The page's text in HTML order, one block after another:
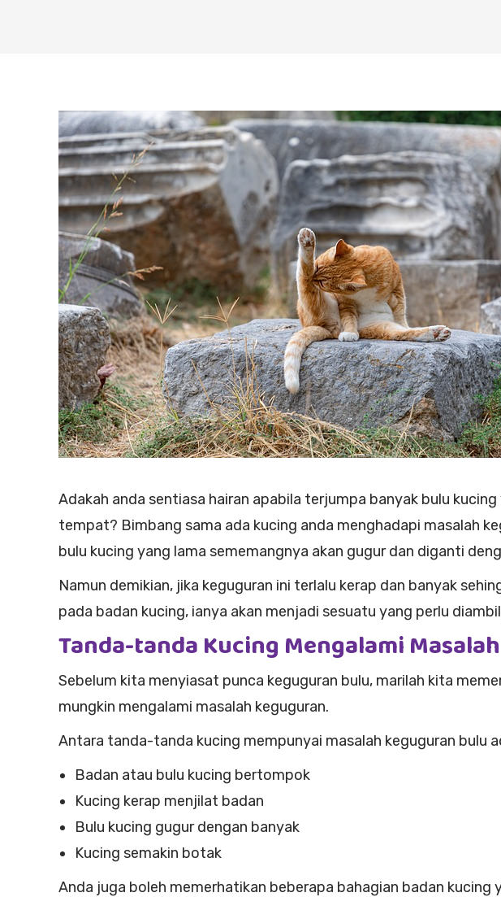
Adakah anda sentiasa hairan apabila terjumpa banyak bulu
tempat? Bimbang sama ada kucing anda menghadapi masalah
bulu kucing yang lama sememangnya akan gugur dan diganti
Namun demikian, jika keguguran ini terlalu kerap dan banyak
pada badan kucing, ianya akan menjadi sesuatu yang perlu
Tanda-tanda Kucing Mengalami
Sebelum kita menyiasat punca keguguran bulu, marilah kita
mungkin mengalami masalah keguguran.
Antara tanda-tanda kucing mempunyai masalah keguguran bulu
Badan atau bulu kucing bertompok
Kucing kerap menjilat badan
Bulu kucing gugur dengan banyak
Kucing semakin botak
Anda juga boleh memerhatikan beberapa bahagian badan kucing